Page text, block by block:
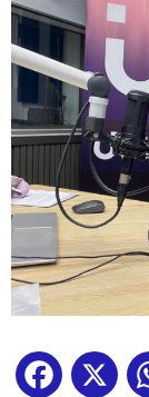
Facebook
X